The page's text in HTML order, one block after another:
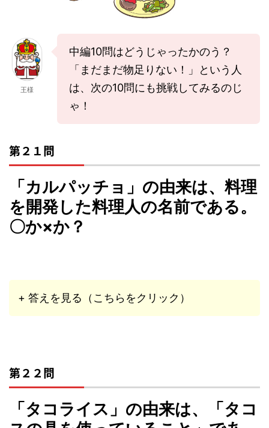
王様
中編10問はどうじゃったかのう？
「まだまだ物足りない！」という人
は、次の10問にも挑戦してみるのじ
ゃ！
第２１問
「カルパッチョ」の由来は、料理
を開発した料理人の名前である。
〇か×か？
+ 答えを見る（こちらをクリック）
第２２問
「タコライス」の由来は、「タコ